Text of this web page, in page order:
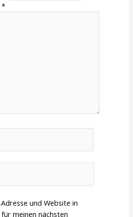
*
und Website in
meinen nächsten